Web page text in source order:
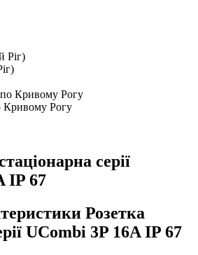
Кривому Рогу
серії
IP 67
Розетка
UСombi 3P 16A IP 67